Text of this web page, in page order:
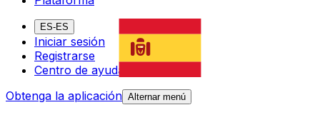
ES-ES
Iniciar sesión
Registrarse
Centro de ayuda
Obtenga la aplicación Alternar menú